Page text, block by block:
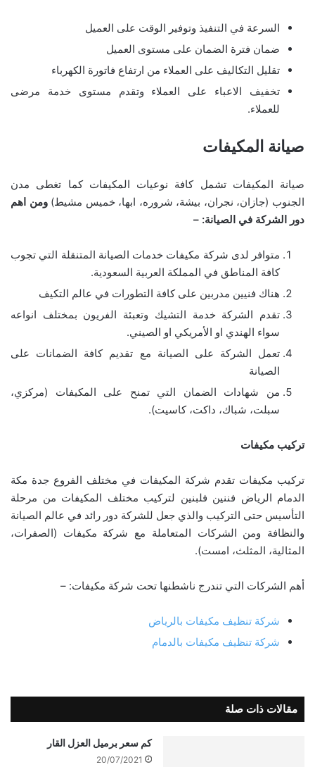
السرعة في التنفيذ وتوفير الوقت على العميل
ضمان فترة الضمان على مستوى العميل
تقليل التكاليف على العملاء من ارتفاع فاتورة الكهرباء
تخفيف الاعباء على العملاء وتقدم مستوى خدمة مرضى
للعملاء.
صيانة المكيفات
صيانة المكيفات تشمل كافة نوعيات المكيفات كما تغطى مدن
الجنوب (جازان، نجران، بيشة، شروره، ابها، خميس مشيط)ومن اهم
دور الشركة في الصيانة: –
متوافر لدى شركة مكيفات خدمات الصيانة المتنقلة التي تجوب
كافة المناطق في المملكة العربية السعودية.
هناك فنيين مدربين على كافة التطورات في عالم التكيف
تقدم الشركة خدمة التشيك وتعبئة الفريون بمختلف انواعه
سواء الهندي او الأمريكي او الصيني.
تعمل الشركة على الصيانة مع تقديم كافة الضمانات على
الصيانة
من شهادات الضمان التي تمنح على المكيفات (مركزي،
سبلت، شباك، داكت، كاسيت).
تركيب مكيفات
تركيب مكيفات تقدم شركة المكيفات في مختلف الفروع جدة مكة
الدمام الرياض فننين فلبنين لتركيب مختلف المكيفات من مرحلة
التأسيس حتى التركيب والذي جعل للشركة دور رائد في عالم الصيانة
والنظافة ومن الشركات المتعاملة مع شركة مكيفات (الصفرات،
المثالية، المثلث، امست).
أهم الشركات التي تندرج ناشطنها تحت شركة مكيفات: –
شركة تنظيف مكيفات بالرياض
شركة تنظيف مكيفات بالدمام
مقالات ذات صلة
كم سعر برميل العزل القار
20/07/2021